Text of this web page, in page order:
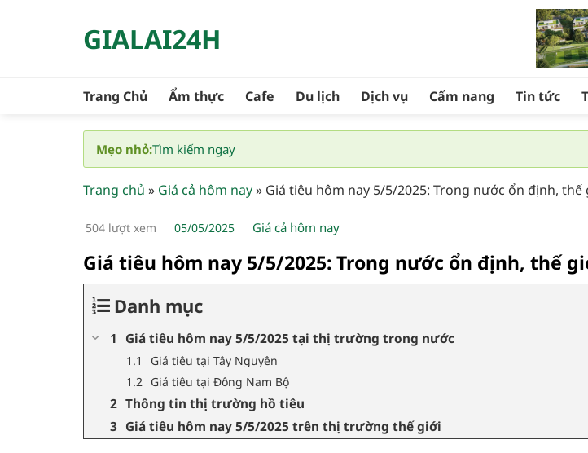
GIALAI24H
Trang Chủ Ẩm thực Cafe Du lịch Dịch vụ Cẩm nang Tin tức
Mẹo nhỏ:Tìm kiếm ngay
Trang chủ » Giá cả hôm nay» Giá tiêu hôm nay 5/5/2025: Trong nước ổn định, thế
504 lượt xem 05/05/2025 Giá cả hôm nay
Giá tiêu hôm nay 5/5/2025: Trong nước ổn định, thế
Danh mục
Giá tiêu hôm nay 5/5/2025 tại thị trường trong nước
Giá tiêu tại Tây Nguyên
Giá tiêu tại Đông Nam Bộ
Thông tin thị trường hồ tiêu
Giá tiêu hôm nay 5/5/2025 trên thị trường thế giới